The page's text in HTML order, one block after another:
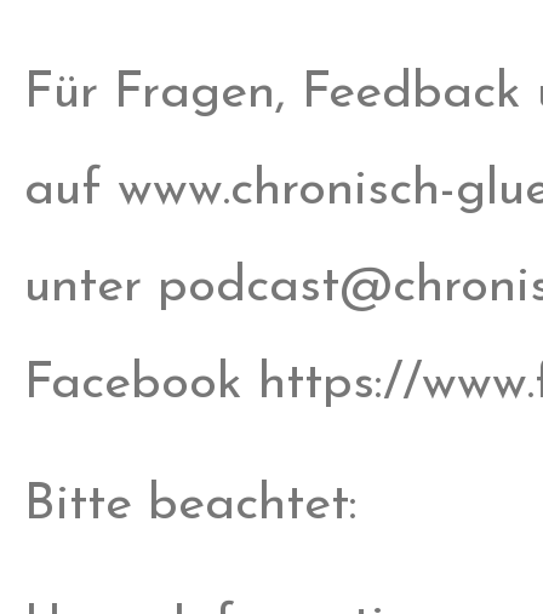
Für Fragen,
auf www.chronisch-
unter
Facebook https://
Bitte beachtet: